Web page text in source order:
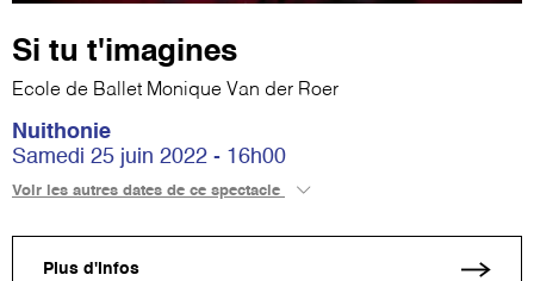
Si tu t'imagines
Ecole de Ballet Monique Van der Roer
Nuithonie
Samedi 25 juin 2022 - 16h00
Voir les autres dates de ce spectacle
Plus d'infos